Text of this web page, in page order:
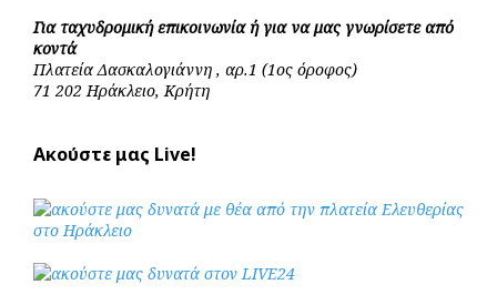
Για ταχυδρομική επικοινωνία ή για να μας γνωρίσετε από
κοντά
Πλατεία Δασκαλογιάννη , αρ.1 (1ος όροφος)
71 202 Ηράκλειο, Κρήτη
Ακούστε μας Live!